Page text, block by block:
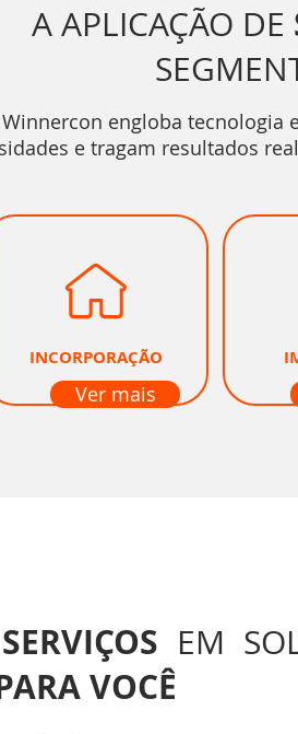
A APLICAÇÃO DE
engloba tecnologia
e tragam resultados
INCORPORAÇÃO
Ver mais
EM
VOCÊ